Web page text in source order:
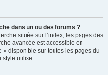
dans un ou des forums ?
située sur l’index, les pages des
avancée est accessible en
disponible sur toutes les pages du
style utilisé.